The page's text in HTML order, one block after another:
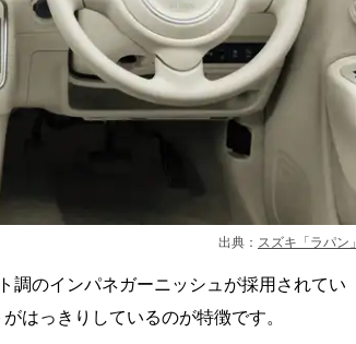
出典： スズキ「ラパン」
調のインパネガーニッシュが採用されてい
はっきりしているのが特徴です。